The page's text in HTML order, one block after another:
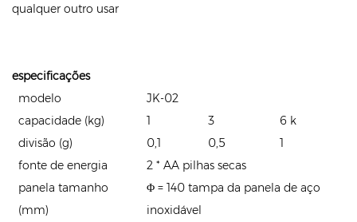
qualquer outro usar
especificações
modelo
JK-02
capacidade (kg)
1 3
6 k
divisão (g)
0,1 0,5
1
fonte de energia
2 * AA pilhas secas
panela tamanho
(mm)
Φ = 140 tampa da panela de aço
inoxidável